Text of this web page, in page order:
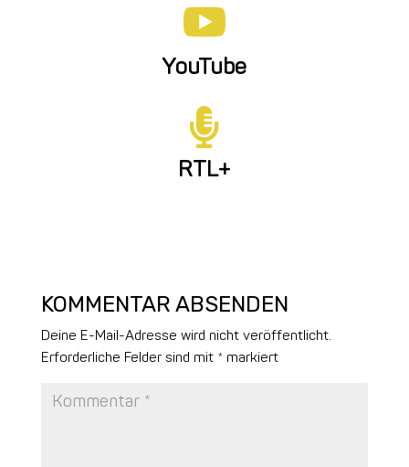

YouTube

RTL+
KOMMENTAR ABSENDEN
Deine E-Mail-Adresse wird nicht veröffentlicht.
Erforderliche Felder sind mit *markiert